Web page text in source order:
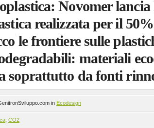
Novomer lancia
realizzata per il
le frontiere sulle
materiali
soprattutto da fonti
in Ecodesign
CO2